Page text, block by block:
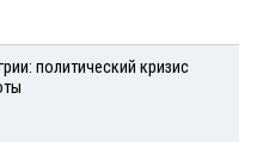
политический кризис